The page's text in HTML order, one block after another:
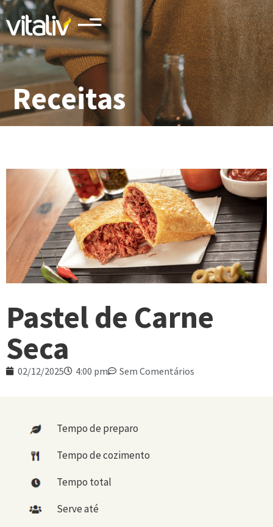
Receitas
Pastel de Carne
Seca
02/12/2025 4:00 pm Sem Comentários
Tempo de preparo
Tempo de cozimento
Tempo total
Serve até